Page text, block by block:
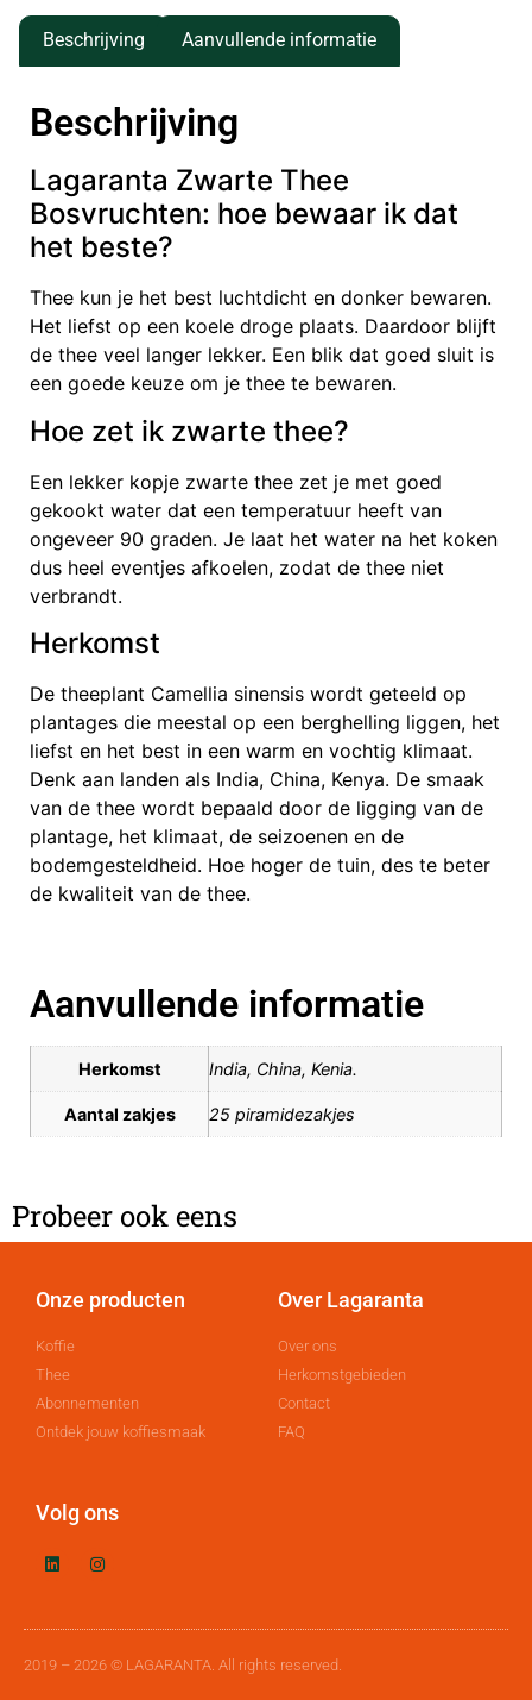
Beschrijving Aanvullende informatie
Beschrijving
Lagaranta Zwarte Thee
Bosvruchten: hoe bewaar ik dat
het beste?
Thee kun je het best luchtdicht en donker bewaren.
Het liefst op een koele droge plaats. Daardoor blijft
de thee veel langer lekker. Een blik dat goed sluit is
een goede keuze om je thee te bewaren.
Hoe zet ik zwarte thee?
Een lekker kopje zwarte thee zet je met goed
gekookt water dat een temperatuur heeft van
ongeveer 90 graden. Je laat het water na het koken
dus heel eventjes afkoelen, zodat de thee niet
verbrandt.
Herkomst
De theeplant Camellia sinensis wordt geteeld op
plantages die meestal op een berghelling liggen, het
liefst en het best in een warm en vochtig klimaat.
Denk aan landen als India, China, Kenya. De smaak
van de thee wordt bepaald door de ligging van de
plantage, het klimaat, de seizoenen en de
bodemgesteldheid. Hoe hoger de tuin, des te beter
de kwaliteit van de thee.
Aanvullende informatie
Herkomst India, China, Kenia.
Aantal zakjes 25 piramidezakjes
Probeer ook eens
Onze producten
Koffie
Thee
Abonnementen
Ontdek jouw koffiesmaak
Over Lagaranta
Over ons
Herkomstgebieden
Contact
FAQ
Volg ons
2019 – 2026 © LAGARANTA. All rights reserved.